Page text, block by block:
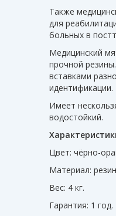
Также
для
больных в
Медицинский
прочной
вставками
идентификации.
Имеет
водостойкий.
Цвет: чёрно-
Материал:
Вес: 4 кг.
Гарантия: 1 год.